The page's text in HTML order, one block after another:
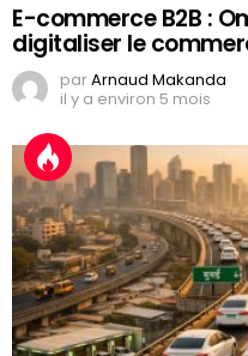
E-commerce B2B :
digitaliser le
parArnaud Makanda
il y a environ 5 mois